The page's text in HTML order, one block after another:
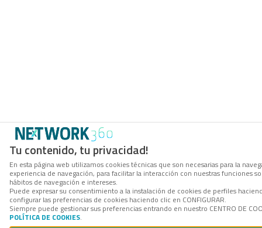
Tu contenido, tu privacidad!
En esta página web utilizamos cookies técnicas que son necesarias para la
experiencia de navegación, para facilitar la interacción con nuestras funciones
hábitos de navegación e intereses.
Puede expresar su consentimiento a la instalación de cookies de perfiles
configurar las preferencias de cookies haciendo clic en CONFIGURAR.
Siempre puede gestionar sus preferencias entrando en nuestro CENTRO DE
POLÍTICA DE COOKIES.